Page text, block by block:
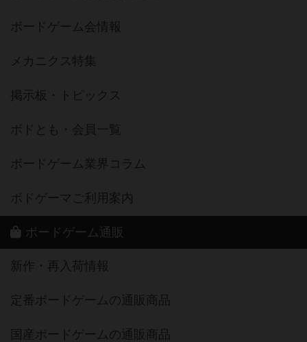
ボードゲーム会情報
メカニクス特集
掲示板・トピックス
ボドとも・会員一覧
ボードゲーム業界コラム
ボドゲーマご利用案内
ボードゲーム通販
新作・再入荷情報
定番ボードゲームの通販商品
国産ボードゲームの通販商品